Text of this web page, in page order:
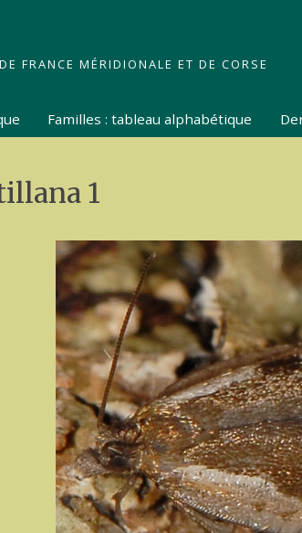
FRANCE MÉRIDIONALE ET DE CORSE
Familles : tableau alphabétique
1